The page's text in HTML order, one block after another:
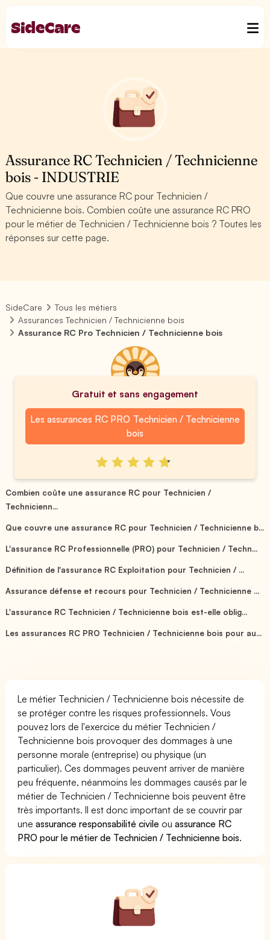
Assurance RC Technicien / Technicienne
bois - INDUSTRIE
Que couvre une assurance RC pour Technicien /
Technicienne bois. Combien coûte une assurance RC PRO
pour le métier de Technicien / Technicienne bois ? Toutes les
réponses sur cette page.
SideCare
Tous les métiers
Assurances Technicien / Technicienne bois
Assurance RC Pro Technicien / Technicienne bois
Gratuit et sans engagement
Les assurances RC PRO Technicien / Technicienne
bois
Combien coûte une assurance RC pour Technicien /
Technicienn...
Que couvre une assurance RC pour Technicien / Technicienne b...
L'assurance RC Professionnelle (PRO) pour Technicien / Techn...
Définition de l'assurance RC Exploitation pour Technicien / ...
Assurance défense et recours pour Technicien / Technicienne ...
L'assurance RC Technicien / Technicienne bois est-elle oblig...
Les assurances RC PRO Technicien / Technicienne bois pour au...
Le métier Technicien / Technicienne bois nécessite de
se protéger contre les risques professionnels. Vous
pouvez lors de l'exercice du métier Technicien /
Technicienne bois provoquer des dommages à une
personne morale (entreprise) ou physique (un
particulier). Ces dommages peuvent arriver de manière
peu fréquente, néanmoins les dommages causés par le
métier de Technicien / Technicienne bois peuvent être
très importants. Il est donc important de se couvrir par
uneassurance responsabilité civile ouassurance RC
PRO pour le métier de Technicien / Technicienne bois.